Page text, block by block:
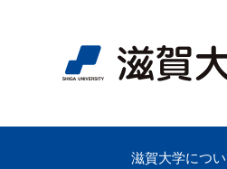
滋賀⼤学につ